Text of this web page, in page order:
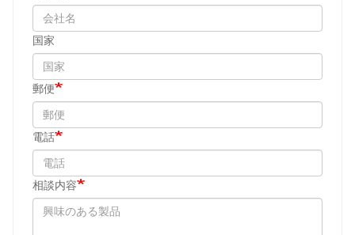
国家
郵便
電話
相談内容